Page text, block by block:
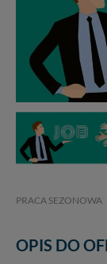
PRACA SEZONOWA
OPIS DO